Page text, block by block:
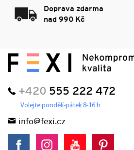
Doprava zdarma
nad 990 Kč
+420 555 222 472
Volejte pondělí-pátek 8-16 h
info@fexi.cz